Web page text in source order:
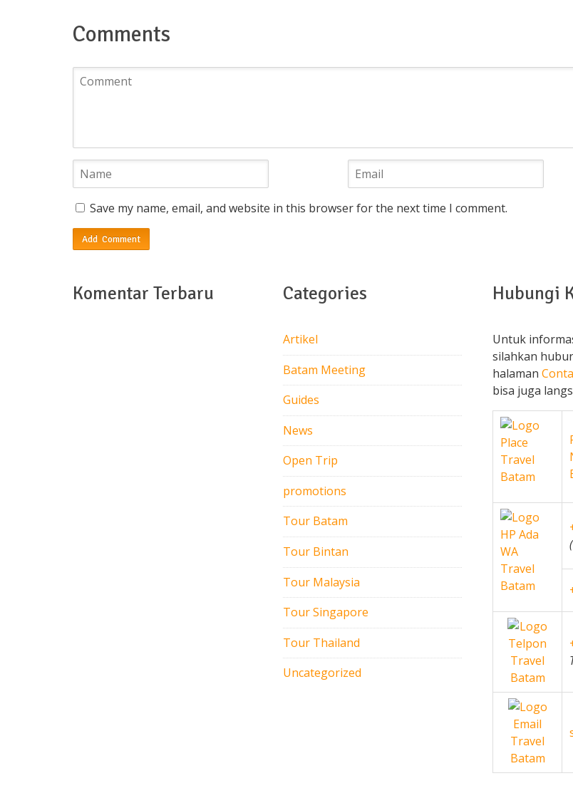
Comments
Save my name, email, and website in this browser for the next time I comment.
Komentar Terbaru Categories
Artikel
Batam Meeting
Guides
News
Open Trip
promotions
Tour Batam
Tour Bintan
Tour Malaysia
Tour Singapore
Tour Thailand
Uncategorized
Hubungi
Untuk
silahkan
halaman
bisa juga